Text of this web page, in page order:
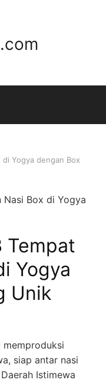
Yogya dengan Box
Tempat
Yogya
Unik
memproduksi
siap antar nasi
Istimewa